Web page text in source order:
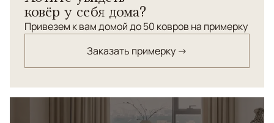
ковёр у себя дома?
Привезем к вам домой до 50 ковров на примерку
Заказать примерку →